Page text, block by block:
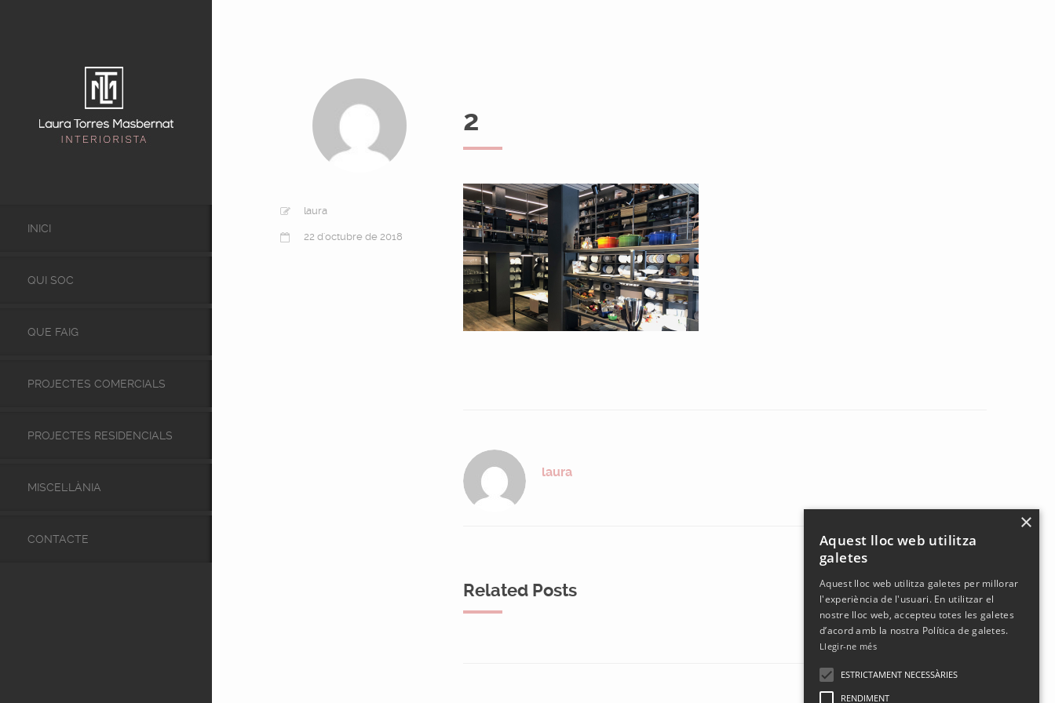
INICI
QUI SOC
QUE FAIG
PROJECTES COMERCIALS
PROJECTES RESIDENCIALS
MISCEL·LÀNIA
CONTACTE
laura
22 d'octubre de 2018
2
laura
Related Posts
×
Aquest lloc web utilitza
galetes
Aquest lloc web utilitza galetes per millorar
l'experiència de l'usuari. En utilitzar el
nostre lloc web, accepteu totes les galetes
d’acord amb la nostra Política de galetes.
Llegir-ne més
ESTRICTAMENT NECESSÀRIES
RENDIMENT